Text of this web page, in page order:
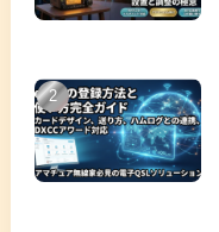
(4)
(2)
(5)